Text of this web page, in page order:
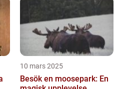
10 mars 2025
Besök en moosepark: En